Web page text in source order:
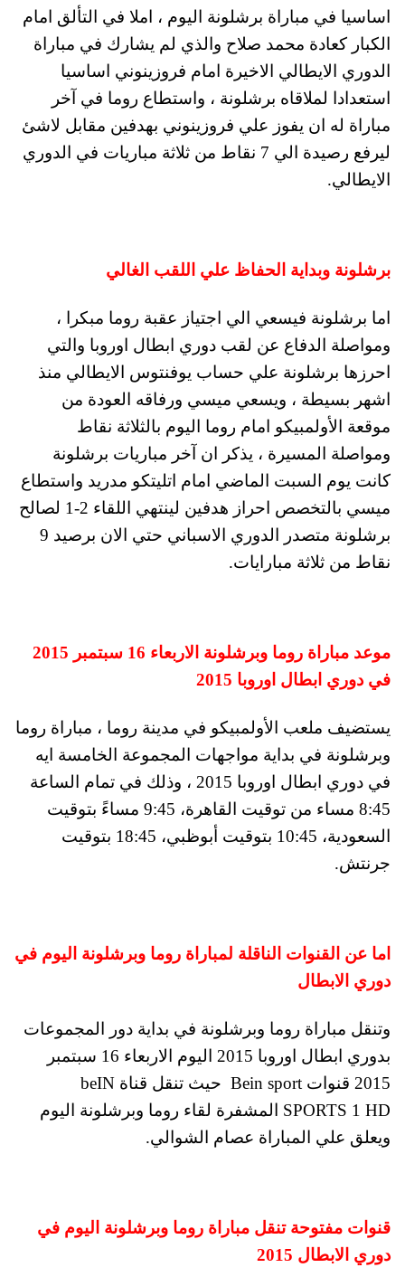
اساسيا في مباراة برشلونة اليوم ، املا في التألق امام
الكبار كعادة محمد صلاح والذي لم يشارك في مباراة
الدوري الايطالي الاخيرة امام فروزينوني اساسيا
استعدادا لملاقاه برشلونة ، واستطاع روما في آخر
مباراة له ان يفوز علي فروزينوني بهدفين مقابل لاشئ
ليرفع رصيدة الي 7 نقاط من ثلاثة مباريات في الدوري
الايطالي.
برشلونة وبداية الحفاظ علي اللقب الغالي
اما برشلونة فيسعي الي اجتياز عقبة روما مبكرا ،
ومواصلة الدفاع عن لقب دوري ابطال اوروبا والتي
احرزها برشلونة علي حساب يوفنتوس الايطالي منذ
اشهر بسيطة ، ويسعي ميسي ورفاقه العودة من
موقعة الأولمبيكو امام روما اليوم بالثلاثة نقاط
ومواصلة المسيرة ، يذكر ان آخر مباريات برشلونة
كانت يوم السبت الماضي امام اتليتكو مدريد واستطاع
ميسي بالتخصص احراز هدفين لينتهي اللقاء 2-1 لصالح
برشلونة متصدر الدوري الاسباني حتي الان برصيد 9
نقاط من ثلاثة مبارايات.
موعد مباراة روما وبرشلونة الاربعاء 16 سبتمبر 2015
في دوري ابطال اوروبا 2015
يستضيف ملعب الأولمبيكو في مدينة روما ، مباراة روما
وبرشلونة في بداية مواجهات المجموعة الخامسة ايه
في دوري ابطال اوروبا 2015 ، وذلك في تمام الساعة
8:45 مساء من توقيت القاهرة، 9:45 مساءً بتوقيت
السعودية، 10:45 بتوقيت أبوظبي، 18:45 بتوقيت
جرنتش.
اما عن القنوات الناقلة لمباراة روما وبرشلونة اليوم في
دوري الابطال
وتنقل مباراة روما وبرشلونة في بداية دور المجموعات
بدوري ابطال اوروبا 2015 اليوم الاربعاء 16 سبتمبر
2015 قنوات Bein sport حيث تنقل قناة beIN
SPORTS 1 HD المشفرة لقاء روما وبرشلونة اليوم
ويعلق علي المباراة عصام الشوالي.
قنوات مفتوحة تنقل مباراة روما وبرشلونة اليوم في
دوري الابطال 2015